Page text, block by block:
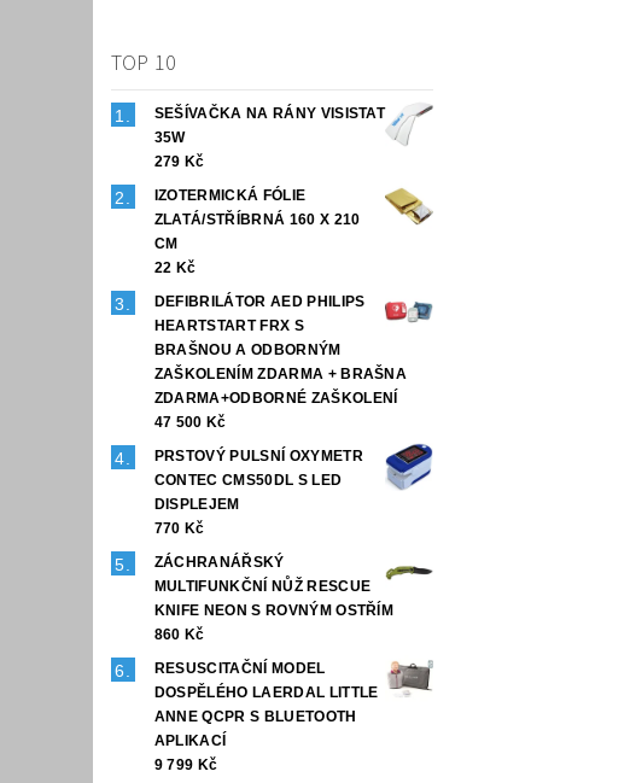
TOP 10
SEŠÍVAČKA NA RÁNY VISISTAT
35W
279 Kč
IZOTERMICKÁ FÓLIE
ZLATÁ/STŘÍBRNÁ 160 X 210
CM
22 Kč
DEFIBRILÁTOR AED PHILIPS
HEARTSTART FRX S
BRAŠNOU A ODBORNÝM
ZAŠKOLENÍM ZDARMA + BRAŠNA
ZDARMA+ODBORNÉ ZAŠKOLENÍ
47 500 Kč
PRSTOVÝ PULSNÍ OXYMETR
CONTEC CMS50DL S LED
DISPLEJEM
770 Kč
ZÁCHRANÁŘSKÝ
MULTIFUNKČNÍ NŮŽ RESCUE
KNIFE NEON S ROVNÝM OSTŘÍM
860 Kč
RESUSCITAČNÍ MODEL
DOSPĚLÉHO LAERDAL LITTLE
ANNE QCPR S BLUETOOTH
APLIKACÍ
9 799 Kč